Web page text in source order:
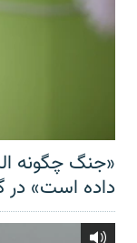
«جنگ چگونه
داده است» در